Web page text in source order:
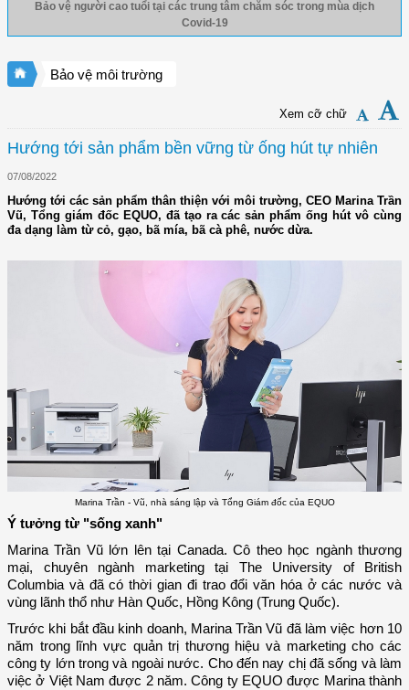
Bảo vệ người cao tuổi tại các trung tâm chăm sóc trong mùa dịch
Covid-19
Bảo vệ môi trường
Xem cỡ chữ
Hướng tới sản phẩm bền vững từ ống hút tự nhiên
07/08/2022
Hướng tới các sản phẩm thân thiện với môi trường, CEO Marina Trần
Vũ, Tổng giám đốc EQUO, đã tạo ra các sản phẩm ống hút vô cùng
đa dạng làm từ cỏ, gạo, bã mía, bã cà phê, nước dừa.
Marina Trần - Vũ, nhà sáng lập và Tổng Giám đốc của EQUO
Ý tưởng từ "sống xanh"
Marina Trần Vũ lớn lên tại Canada. Cô theo học ngành thương
mại, chuyên ngành marketing tại The University of British
Columbia và đã có thời gian đi trao đổi văn hóa ở các nước và
vùng lãnh thổ như Hàn Quốc, Hồng Kông (Trung Quốc).
Trước khi bắt đầu kinh doanh, Marina Trần Vũ đã làm việc hơn 10
năm trong lĩnh vực quản trị thương hiệu và marketing cho các
công ty lớn trong và ngoài nước. Cho đến nay chị đã sống và làm
việc ở Việt Nam được 2 năm. Công ty EQUO được Marina thành